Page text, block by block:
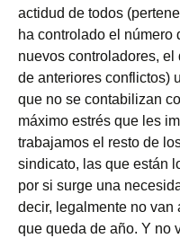
actidud de todos
ha controlado el número
nuevos controladores,
de anteriores conflictos)
que no se contabilizan
máximo estrés que les
trabajamos el resto de
sindicato, las que están
por si surge una
decir, legalmente no van
que queda de año. Y no